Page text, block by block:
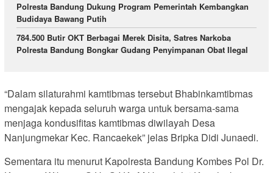
Polresta Bandung Dukung Program Pemerintah Kembangkan
Budidaya Bawang Putih
784.500 Butir OKT Berbagai Merek Disita, Satres Narkoba
Polresta Bandung Bongkar Gudang Penyimpanan Obat Ilegal
“Dalam silaturahmi kamtibmas tersebut Bhabinkamtibmas
mengajak kepada seluruh warga untuk bersama-sama
menjaga kondusifitas kamtibmas diwilayah Desa
Nanjungmekar Kec. Rancaekek” jelas Bripka Didi Junaedi.
Sementara itu menurut Kapolresta Bandung Kombes Pol Dr.